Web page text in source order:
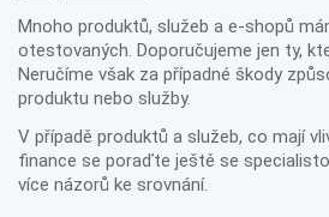
Mnoho produktů, služeb a e-shopů
otestovaných. Doporučujeme jen ty,
Neručíme však za případné škody
produktu nebo služby.
V případě produktů a služeb, co mají
finance se poraďte ještě se
více názorů ke srovnání.